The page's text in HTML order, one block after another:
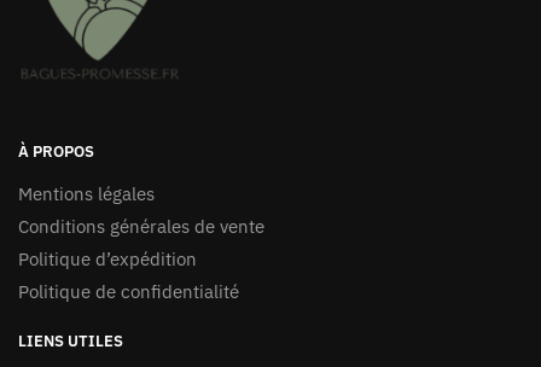
À PROPOS
Mentions légales
Conditions générales de vente
Politique d’expédition
Politique de confidentialité
LIENS UTILES